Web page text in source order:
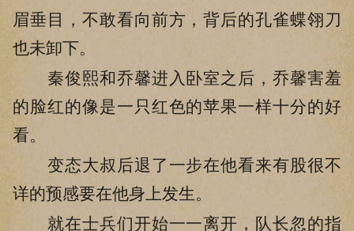
眉垂目，不敢看向前方，背后的孔雀蝶翎刀
也未卸下。
秦俊熙和乔馨进入卧室之后，乔馨害羞
的脸红的像是一只红色的苹果一样十分的好
看。
变态大叔后退了一步在他看来有股很不
详的预感要在他身上发生。
就在士兵们开始一一离开，队长忽的指